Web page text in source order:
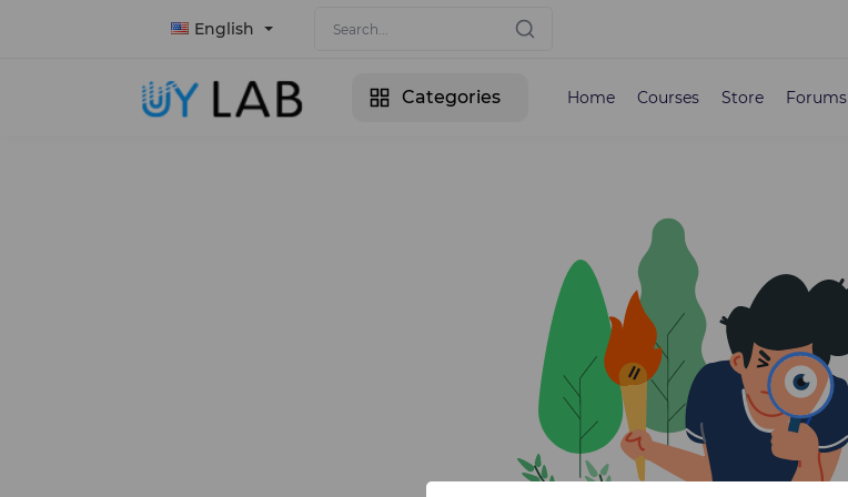
English
Categories Home Courses Store Forums